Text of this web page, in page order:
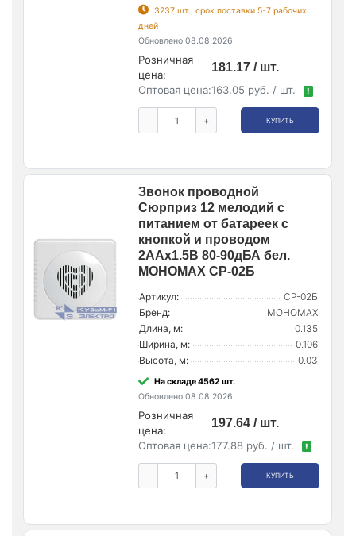
3237 шт., срок поставки 5-7 рабочих
дней
Обновлено 08.08.2026
Розничная
цена:
181.17 / шт.
Оптовая цена:163.05 руб. / шт. !
- + КУПИТЬ
Звонок проводной
Сюрприз 12 мелодий с
питанием от батареек с
кнопкой и проводом
2AAх1.5В 80-90дБА бел.
МОНОМАХ СР-02Б
Артикул:
СР-02Б
Бренд:
МОНОМАХ
Длина, м:
0.135
Ширина, м:
0.106
Высота, м:
0.03
На складе 4562 шт.
Обновлено 08.08.2026
Розничная
цена:
197.64 / шт.
Оптовая цена:177.88 руб. / шт. !
- + КУПИТЬ